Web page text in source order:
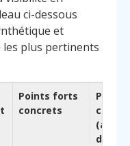
ci-dessous
et
les plus pertinents
Points forts
concrets
choisir